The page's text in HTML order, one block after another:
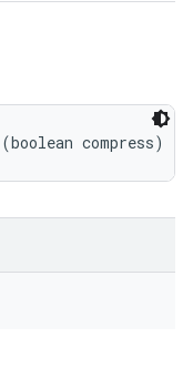
compress)